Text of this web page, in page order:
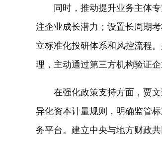
同时，推动提升业务主体
注企业成长潜力；设置长周期
立标准化投研体系和风控流程
理，主动通过第三方机构验证
在强化政策支持方面，贾
异化资本计量规则，明确监管
务平台。建立中央与地方财政